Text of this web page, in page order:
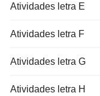
Atividades letra E
Atividades letra F
Atividades letra G
Atividades letra H